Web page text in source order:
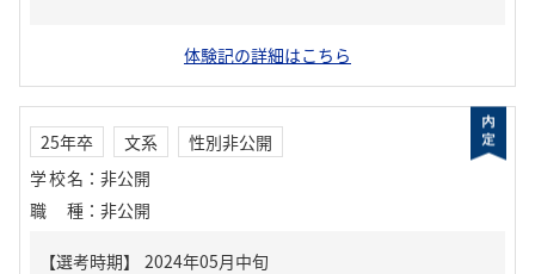
体験記の詳細はこちら
25年卒 文系
性別非公開
学校名 ： 非公開
職種 ： 非公開